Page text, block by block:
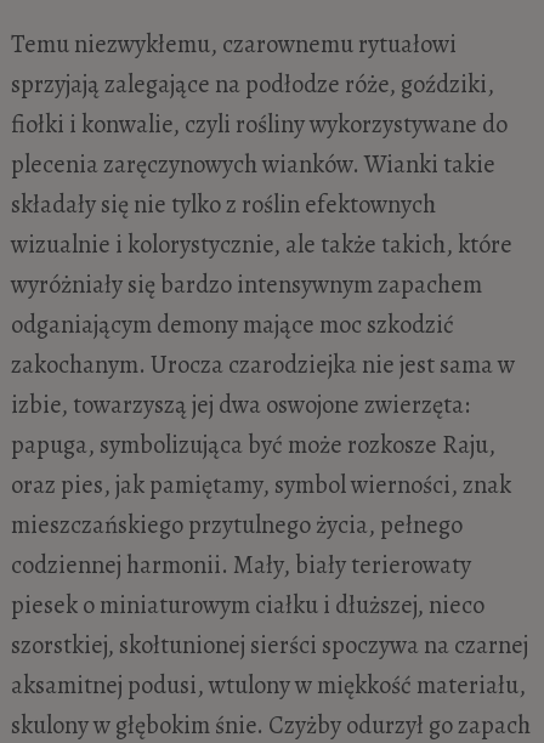
Temu niezwykłemu, czarownemu rytuałowi
sprzyjają zalegające na podłodze róże, goździki,
fiołki i konwalie, czyli rośliny wykorzystywane do
plecenia zaręczynowych wianków. Wianki takie
składały się nie tylko z roślin efektownych
wizualnie i kolorystycznie, ale także takich, które
wyróżniały się bardzo intensywnym zapachem
odganiającym demony mające moc szkodzić
zakochanym. Urocza czarodziejka nie jest sama w
izbie, towarzyszą jej dwa oswojone zwierzęta:
papuga, symbolizująca być może rozkosze Raju,
oraz pies, jak pamiętamy, symbol wierności, znak
mieszczańskiego przytulnego życia, pełnego
codziennej harmonii. Mały, biały terierowaty
piesek o miniaturowym ciałku i dłuższej, nieco
szorstkiej, skołtunionej sierści spoczywa na czarnej
aksamitnej podusi, wtulony w miękkość materiału,
skulony w głębokim śnie. Czyżby odurzył go zapach